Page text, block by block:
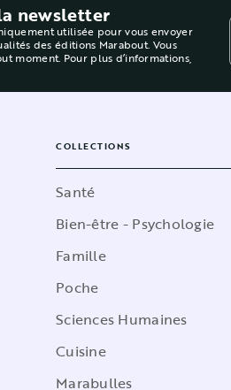
newsletter
utilisée pour vous envoyer
des éditions Marabout. Vous
moment. Pour plus d’informations,
COLLECTIONS
Santé
Bien-être - Psychologie
Famille
Poche
Sciences Humaines
Cuisine
Marabulles